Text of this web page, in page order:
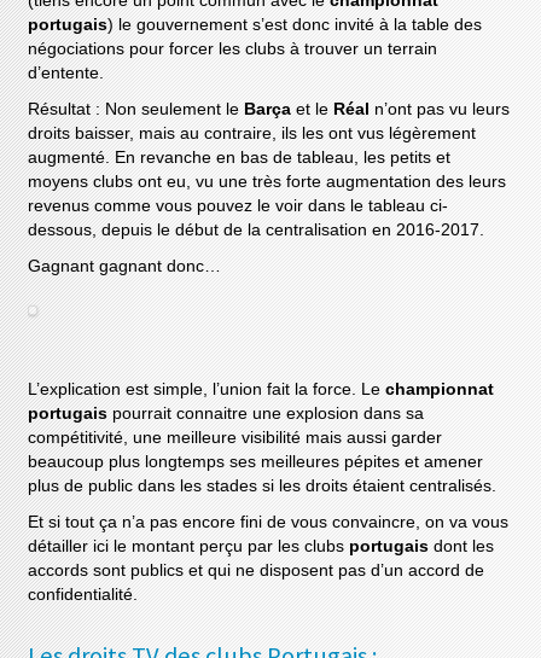
portugais) le gouvernement s’est donc invité à la table des
négociations pour forcer les clubs à trouver un terrain
d’entente.
Résultat : Non seulement le Barça et le Réal n’ont pas vu leurs
droits baisser, mais au contraire, ils les ont vus légèrement
augmenté. En revanche en bas de tableau, les petits et
moyens clubs ont eu, vu une très forte augmentation des leurs
revenus comme vous pouvez le voir dans le tableau ci-
dessous, depuis le début de la centralisation en 2016-2017.
Gagnant gagnant donc…
L’explication est simple, l’union fait la force. Lechampionnat
portugais pourrait connaitre une explosion dans sa
compétitivité, une meilleure visibilité mais aussi garder
beaucoup plus longtemps ses meilleures pépites et amener
plus de public dans les stades si les droits étaient centralisés.
Et si tout ça n’a pas encore fini de vous convaincre, on va vous
détailler ici le montant perçu par les clubsportugais dont les
accords sont publics et qui ne disposent pas d’un accord de
confidentialité.